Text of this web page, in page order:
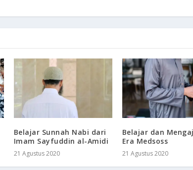
Belajar Sunnah Nabi dari
Imam Sayfuddin al-Amidi
21 Agustus 2020
Belajar dan
Era Medsoss
21 Agustus 2020